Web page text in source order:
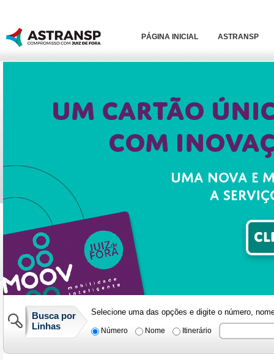
PÁGINA INICIAL ASTRANSP
Busca por
Linhas
Selecione uma das opções e digite o número,
Número Nome Itinerário